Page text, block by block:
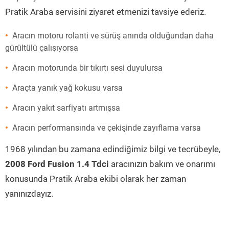
Pratik Araba servisini ziyaret etmenizi tavsiye ederiz.
Aracın motoru rolanti ve sürüş anında olduğundan daha
gürültülü çalışıyorsa
Aracın motorunda bir tıkırtı sesi duyulursa
Araçta yanık yağ kokusu varsa
Aracın yakıt sarfiyatı artmışsa
Aracın performansında ve çekişinde zayıflama varsa
1968 yılından bu zamana edindiğimiz bilgi ve tecrübeyle,
2008 Ford Fusion 1.4 Tdci aracınızın bakım ve onarımı
konusunda Pratik Araba ekibi olarak her zaman
yanınızdayız.